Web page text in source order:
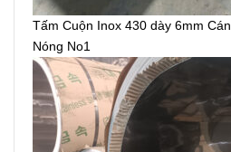
Tấm Cuộn Inox 430 dày 6mm Cán
Nóng No1